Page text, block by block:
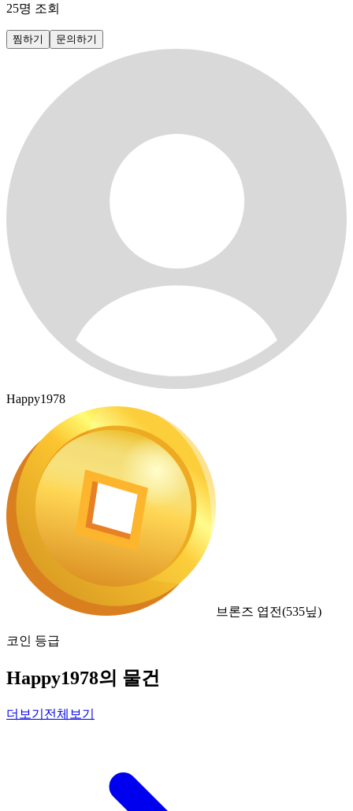
25명 조회
찜하기 문의하기
Happy1978
브론즈 엽전(535닢)
코인 등급
Happy1978의 물건
더보기 전체보기